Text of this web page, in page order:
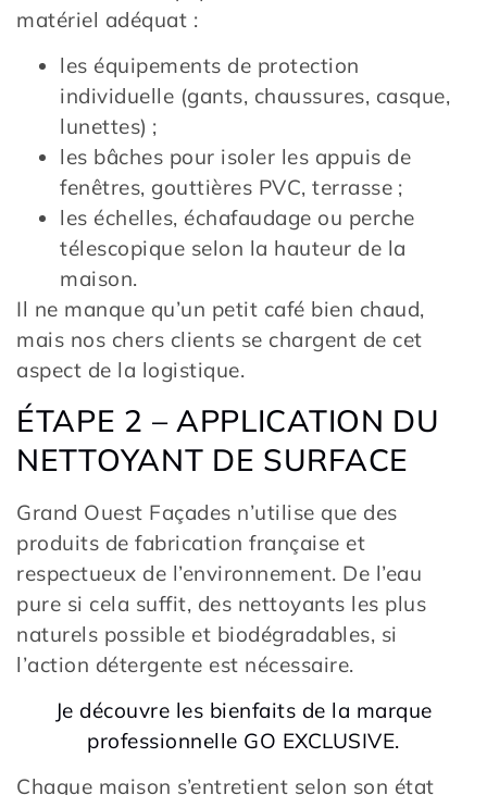
matériel adéquat :
les équipements de protection
individuelle (gants, chaussures, casque,
lunettes) ;
les bâches pour isoler les appuis de
fenêtres, gouttières PVC, terrasse ;
les échelles, échafaudage ou perche
télescopique selon la hauteur de la
maison.
Il ne manque qu’un petit café bien chaud,
mais nos chers clients se chargent de cet
aspect de la logistique.
ÉTAPE 2 – APPLICATION DU
NETTOYANT DE SURFACE
Grand Ouest Façades n’utilise que des
produits de fabrication française et
respectueux de l’environnement. De l’eau
pure si cela suffit, des nettoyants les plus
naturels possible et biodégradables, si
l’action détergente est nécessaire.
Je découvre les bienfaits de la marque
professionnelle GO EXCLUSIVE.
Chaque maison s’entretient selon son état